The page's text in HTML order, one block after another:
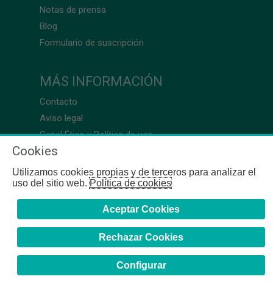
Notas de prensa
Blog
Formulario de suscripción
MÁS INFORMACIÓN
Contacto
Aviso legal
Canal Ético y Política de uso
Cookies
Utilizamos cookies propias y de terceros para analizar el
uso del sitio web.Política de cookies
Aceptar Cookies
Rechazar Cookies
Configurar